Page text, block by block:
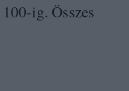
ig. Összes